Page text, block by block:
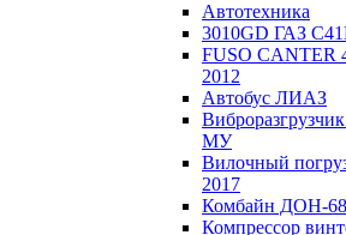
Автотехника
3010GD ГАЗ
FUSO CANTER
2012
Автобус ЛИАЗ
МУ
Вилочный
2017
Комбайн ДОН-
Компрессор